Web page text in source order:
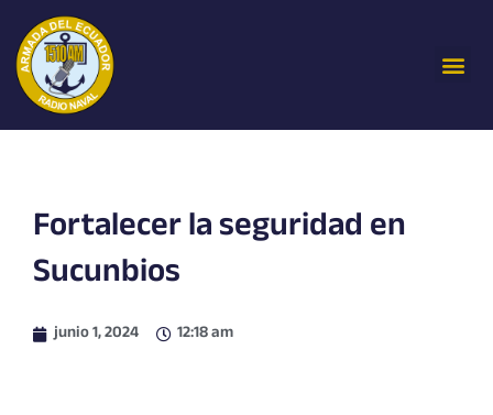
contenido
Fortalecer la seguridad en
Sucunbios
junio 1, 2024 12:18 am